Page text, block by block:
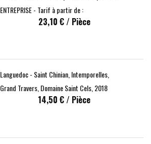
ENTREPRISE - Tarif à partir de :
23,10 €/ Pièce
Languedoc - Saint Chinian, Intemporelles,
Grand Travers, Domaine Saint Cels, 2018
14,50 €/ Pièce